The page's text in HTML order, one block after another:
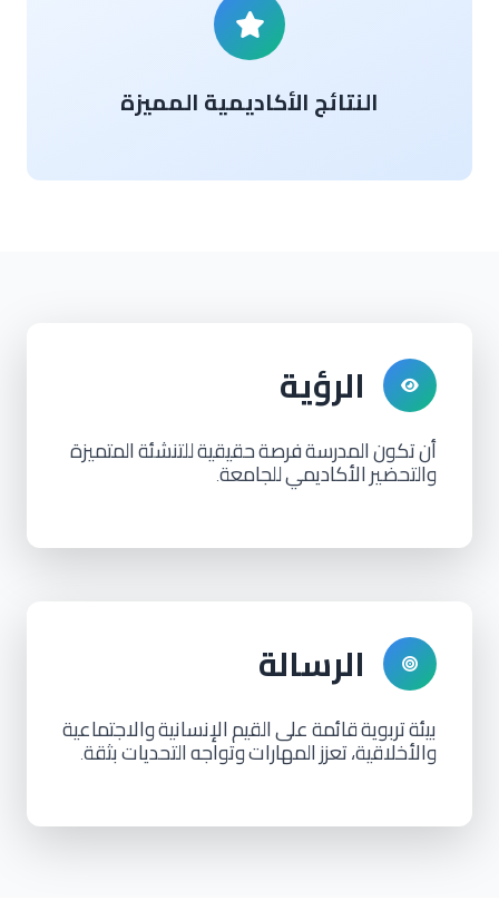
النتائج الأكاديمية المميزة
الرؤية
أنتكونالمدرسةفرصةحقيقيةللتنشئةالمتميزة
والتحضيرالأكاديمي للجامعة.
الرسالة
بيئةتربويةقائمةعلى القيمالإنسانيةوالاجتماعية
والأخلاقية،تعززالمهاراتوتواجهالتحدياتبثقة.